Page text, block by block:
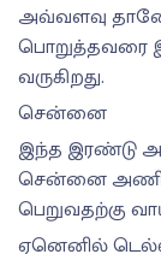
அவ்வளவு
பொறுத்தவரை
வருகிறது.
சென்னை
இந்த இரண்டு
சென்னை
பெறுவதற்கு
ஏனெனில்